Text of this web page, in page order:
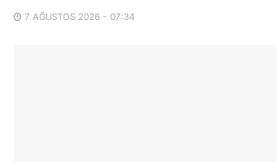
7 AĞUSTOS 2026 - 07:34